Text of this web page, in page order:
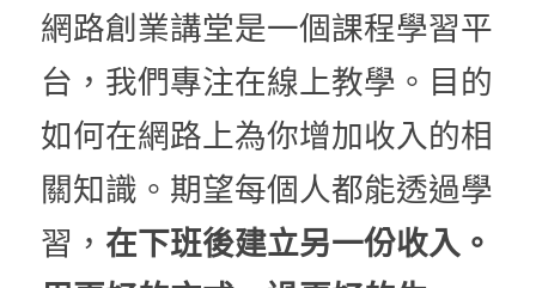
網路創業講堂是一個課程學習平
台，我們專注在線上教學。目的
如何在網路上為你增加收入的相
關知識。期望每個人都能透過學
習， 在下班後建立另一份收入。